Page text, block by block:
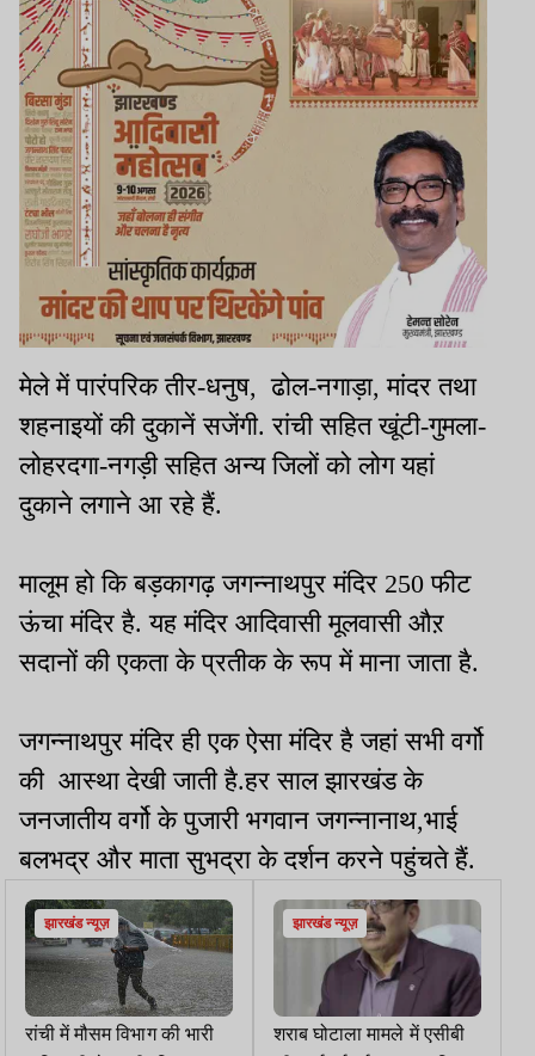
मेले में पारंपरिक तीर-धनुष, ढोल-नगाड़ा,मांदर तथा
शहनाइयों की दुकानें सजेंगी. रांची सहित खूंटी-गुमला-
लोहरदगा-नगड़ी सहित अन्य जिलों को लोग यहां
दुकाने लगाने आ रहे हैं.
मालूम हो कि बड़कागढ़ जगन्नाथपुर मंदिर 250फीट
ऊंचा मंदिर है. यह मंदिर आदिवासी मूलवासी औऱ
सदानों की एकता के प्रतीक के रूप में माना जाता है.
जगन्नाथपुर मंदिर ही एक ऐसा मंदिर है जहां सभी वर्गो
की आस्था देखी जाती है.हर साल झारखंड के
जनजातीय वर्गो के पुजारी भगवान जगन्नानाथ,भाई
बलभद्र और माता सुभद्रा के दर्शन करने पहुंचते हैं.
झारखंड न्यूज़
रांची में मौसम विभाग की भारी
झारखंड न्यूज़
शराब घोटाला मामले में एसीबी